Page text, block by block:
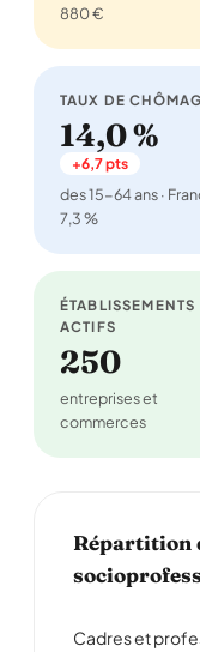
880 €
TAUX DE
14,0 %
+6,7 pts
des 15-64 ans ·
7,3 %
ÉTABLISSEMENTS
ACTIFS
250
entreprises et
commerces
Répartition
Cadres et